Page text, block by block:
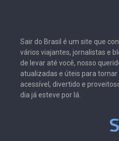
Sair do Brasil é um site que
vários viajantes, jornalistas e
de levar até você, nosso
atualizadas e úteis para
acessível, divertido e
dia já esteve por lá.